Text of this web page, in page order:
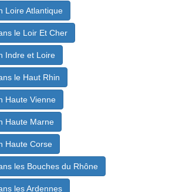
Loire Atlantique
le Loir Et Cher
Indre et Loire
le Haut Rhin
Haute Vienne
Haute Marne
Haute Corse
les Bouches du Rhône
les Ardennes